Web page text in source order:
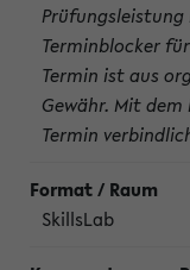
Terminblocker
Termin ist aus
Gewähr. Mit
Termin
SkillsLab